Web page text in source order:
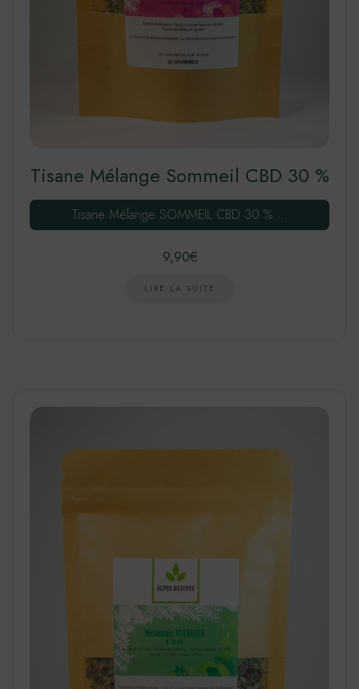
Tisane Mélange Sommeil CBD 30 %
Tisane Mélange SOMMEIL CBD 30 % …
9,90€
LIRE LA SUITE